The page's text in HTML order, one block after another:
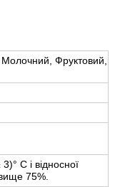
Фруктовий,
С і відносної
75%.